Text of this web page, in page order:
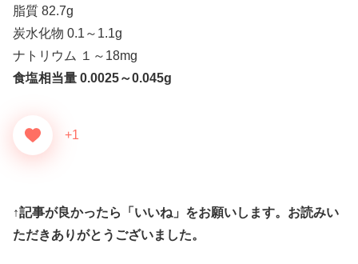
脂質 82.7g
炭水化物 0.1～1.1g
ナトリウム １～18mg
食塩相当量 0.0025～0.045g
+1
↑記事が良かったら「いいね」をお願いします。お読みい
ただきありがとうございました。